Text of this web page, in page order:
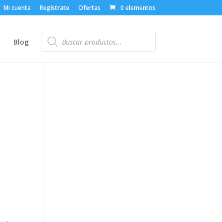
Mi cuenta Regístrate Ofertas 0 elementos
Blog
Búsqueda
de
productos